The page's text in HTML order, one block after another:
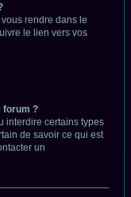
rendre dans le
le lien vers vos
forum ?
interdire certains types
de savoir ce qui est
un